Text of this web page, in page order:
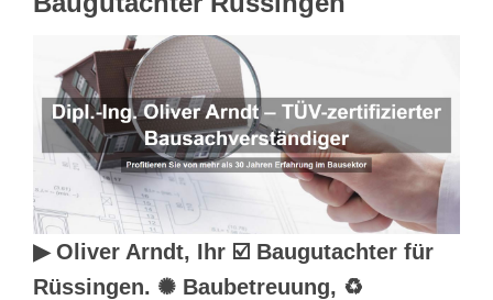
▶︎ Oliver Arndt, Ihr ☑️ Baugutachter für
Rüssingen. ✺ Baubetreuung, ♻